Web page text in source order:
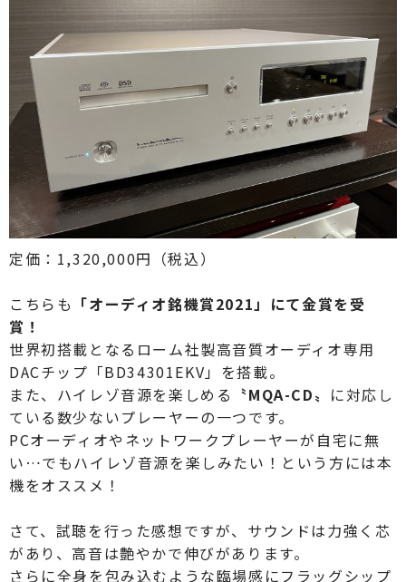
定価：1,320,000円（税込）
こちらも 「オーディオ銘機賞2021」にて金賞を受
賞！
世界初搭載となるローム社製高音質オーディオ専用
DACチップ「BD34301EKV」を搭載。
また、ハイレゾ音源を楽しめる 〝MQA-CD〟 に対応し
ている数少ないプレーヤーの一つです。
PCオーディオやネットワークプレーヤーが自宅に無
い…でもハイレゾ音源を楽しみたい！という方には本
機をオススメ！
さて、試聴を行った感想ですが、サウンドは力強く芯
があり、高音は艶やかで伸びがあります。
さらに全身を包み込むような臨場感にフラッグシップ